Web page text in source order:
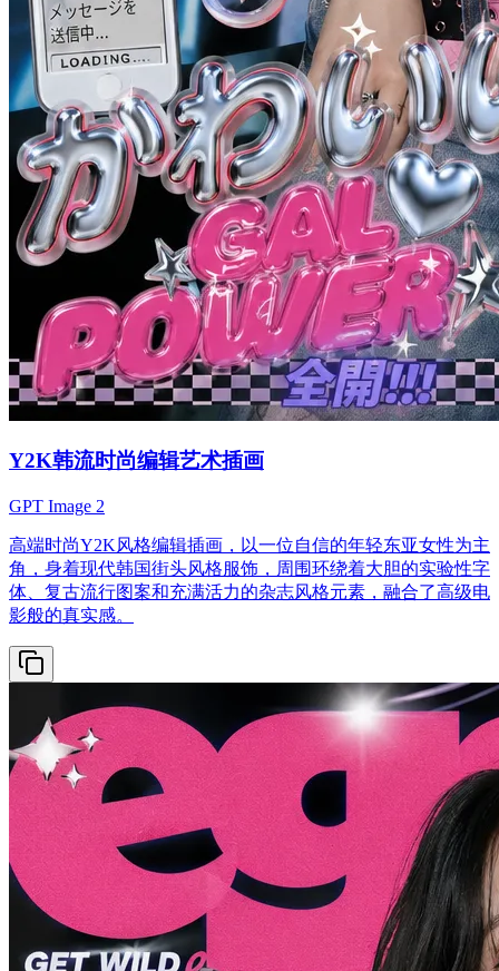
Y2K韩流时尚编辑艺术插画
GPT Image 2
高端时尚Y2K风格编辑插画，以一位自信的年轻东亚女性为主
角，身着现代韩国街头风格服饰，周围环绕着大胆的实验性字
体、复古流行图案和充满活力的杂志风格元素，融合了高级电
影般的真实感。